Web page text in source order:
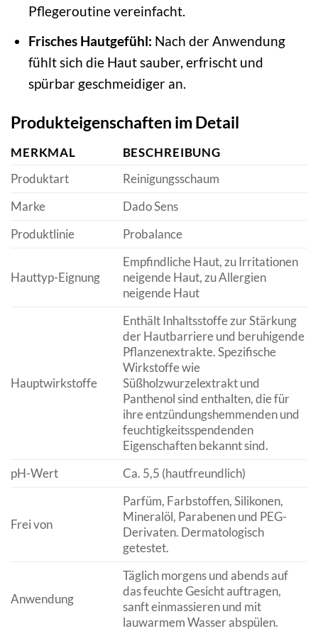
Pflegeroutine vereinfacht.
Frisches Hautgefühl: Nach der Anwendung
fühlt sich die Haut sauber, erfrischt und
spürbar geschmeidiger an.
Produkteigenschaften im Detail
MERKMAL
BESCHREIBUNG
Produktart
Reinigungsschaum
Marke
Dado Sens
Produktlinie
Probalance
Hauttyp-Eignung
Empfindliche Haut, zu Irritationen
neigende Haut, zu Allergien
neigende Haut
Hauptwirkstoffe
Enthält Inhaltsstoffe zur Stärkung
der Hautbarriere und beruhigende
Pflanzenextrakte. Spezifische
Wirkstoffe wie
Süßholzwurzelextrakt und
Panthenol sind enthalten, die für
ihre entzündungshemmenden und
feuchtigkeitsspendenden
Eigenschaften bekannt sind.
pH-Wert
Ca. 5,5 (hautfreundlich)
Frei von
Parfüm, Farbstoffen, Silikonen,
Mineralöl, Parabenen und PEG-
Derivaten. Dermatologisch
getestet.
Anwendung
Täglich morgens und abends auf
das feuchte Gesicht auftragen,
sanft einmassieren und mit
lauwarmem Wasser abspülen.